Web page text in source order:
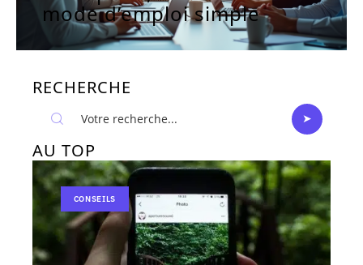
mode d’emploi simple
RECHERCHE
AU TOP
CONSEILS